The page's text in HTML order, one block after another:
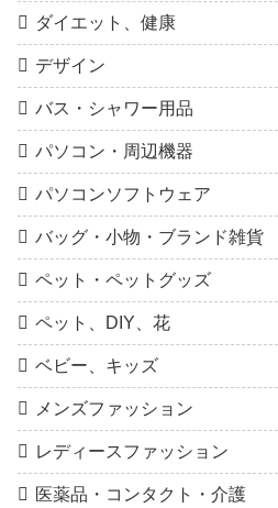
ダイエット、健康
デザイン
バス・シャワー用品
パソコン・周辺機器
パソコンソフトウェア
バッグ・小物・ブランド雑貨
ペット・ペットグッズ
ペット、DIY、花
ベビー、キッズ
メンズファッション
レディースファッション
医薬品・コンタクト・介護